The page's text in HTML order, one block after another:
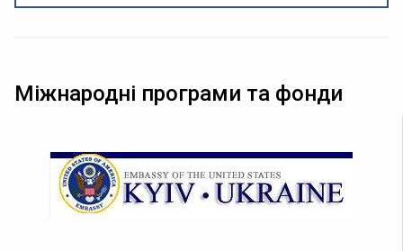
Міжнародні програми та фонди